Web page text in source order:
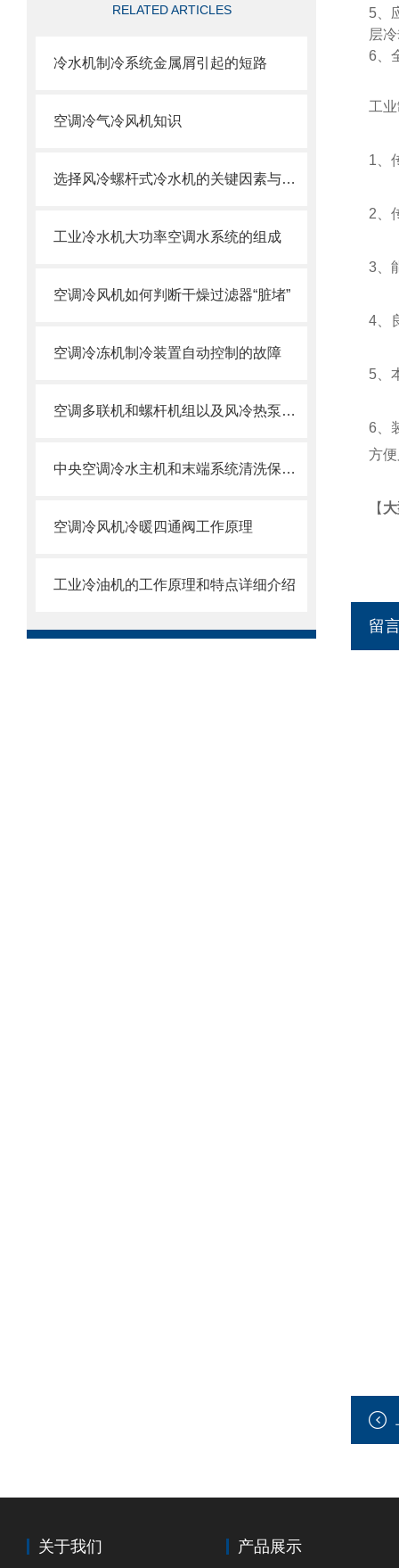
RELATED ARTICLES
冷水机制冷系统金属屑引起的短路
空调冷气冷风机知识
选择风冷螺杆式冷水机的关键因素与建议
工业冷水机大功率空调水系统的组成
空调冷风机如何判断干燥过滤器“脏堵”
空调冷冻机制冷装置自动控制的故障
空调多联机和螺杆机组以及风冷热泵系统的差异
中央空调冷水主机和末端系统清洗保养攻略
空调冷风机冷暖四通阀工作原理
工业冷油机的工作原理和特点详细介绍
5、
层
6、
工业
1
2
3、
4
5 、
6
方
【
留
关于我们 产品展示